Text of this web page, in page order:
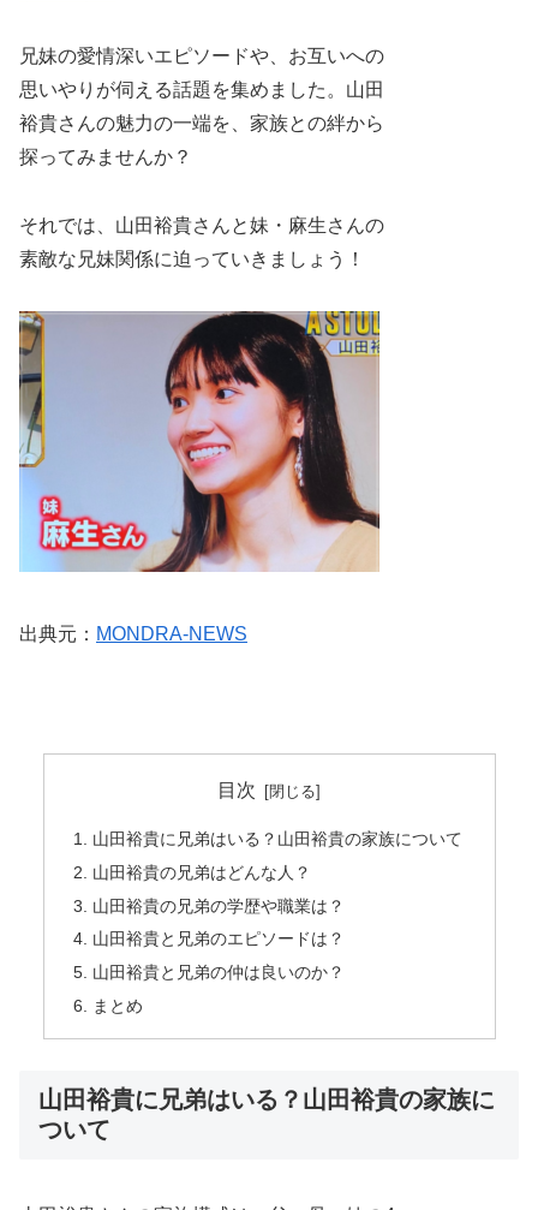
兄妹の愛情深いエピソードや、お互いへの
思いやりが伺える話題を集めました。山田
裕貴さんの魅力の一端を、家族との絆から
探ってみませんか？
それでは、山田裕貴さんと妹・麻生さんの
素敵な兄妹関係に迫っていきましょう！
出典元： MONDRA‐NEWS
目次
山田裕貴に兄弟はいる？山田裕貴の家族について
山田裕貴の兄弟はどんな人？
山田裕貴の兄弟の学歴や職業は？
山田裕貴と兄弟のエピソードは？
山田裕貴と兄弟の仲は良いのか？
まとめ
山田裕貴に兄弟はいる？山田裕貴の家族に
ついて